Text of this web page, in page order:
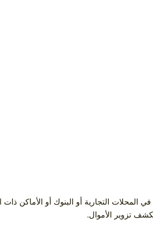
التجارية أو البنوك أو الأماكن ذات
تزوير الأموال.